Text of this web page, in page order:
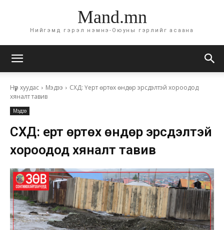
Mand.mn
Нийгэмд гэрэл нэмнэ-Оюуны гэрлийг асаана
Нүүр хуудас Мэдээ
СХД: Үерт өртөх өндөр эрсдэлтэй хороодод
хяналт тавив
Мэдээ
СХД: Үерт өртөх өндөр эрсдэлтэй
хороодод хяналт тавив